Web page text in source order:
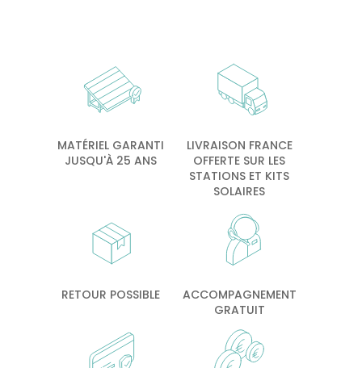
MATÉRIEL GARANTI
JUSQU'À 25 ANS
LIVRAISON FRANCE
OFFERTE SUR LES
STATIONS ET KITS
SOLAIRES
RETOUR POSSIBLE
ACCOMPAGNEMENT
GRATUIT